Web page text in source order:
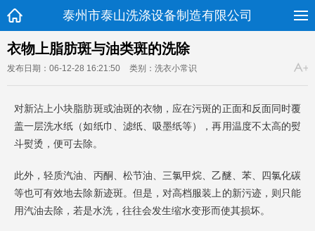
泰州市泰山洗涤设备制造有限公司
衣物上脂肪斑与油类斑的洗除
发布日期：06-12-28 16:21:50 类别：洗衣小常识
对新沾上小块脂肪斑或油斑的衣物，应在污斑的正面和反面同时覆
盖一层洗水纸（如纸巾、滤纸、吸墨纸等），再用温度不太高的熨
斗熨烫，便可去除。
此外，轻质汽油、丙酮、松节油、三氯甲烷、乙醚、苯、四氯化碳
等也可有效地去除新迹斑。但是，对高档服装上的新污迹，则只能
用汽油去除，若是水洗，往往会发生缩水变形而使其损坏。